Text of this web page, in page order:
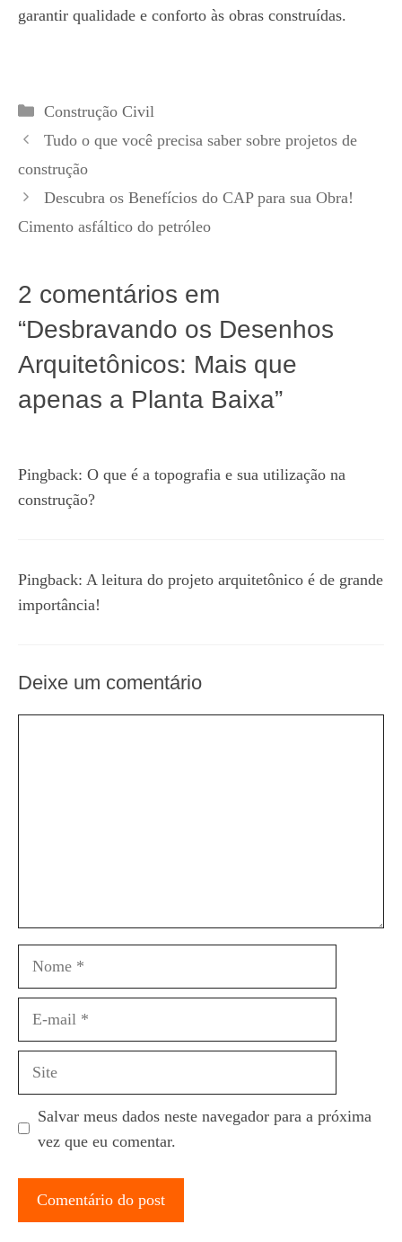
garantir qualidade e conforto às obras construídas.
Categorias
Construção Civil
Tudo o que você precisa saber sobre projetos de
construção
Descubra os Benefícios do CAP para sua Obra!
Cimento asfáltico do petróleo
2 comentários em
“Desbravando os Desenhos
Arquitetônicos: Mais que
apenas a Planta Baixa”
Pingback: O que é a topografia e sua utilização na
construção?
Pingback: A leitura do projeto arquitetônico é de grande
importância!
Deixe um comentário
Salvar meus dados neste navegador para a próxima
vez que eu comentar.